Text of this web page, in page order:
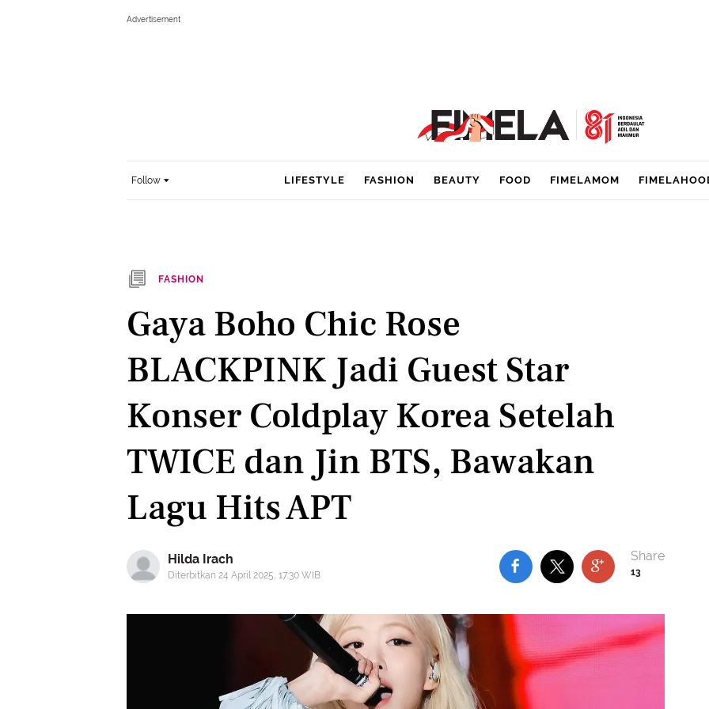
Follow LIFESTYLE FASHION BEAUTY FOOD FIMELAMOM
FASHION
Gaya Boho Chic Rose
BLACKPINK Jadi Guest Star
Konser Coldplay Korea Setelah
TWICE dan Jin BTS, Bawakan
Lagu Hits APT
Hilda Irach
Diterbitkan 24 April 2025, 17:30 WIB 13